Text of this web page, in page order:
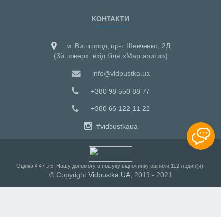
КОНТАКТИ
м. Вишгород, пр-т Шевченко, 2Д
(3й поверх, вхід біля «Маргарити»)
info@vidpustka.ua
+380 98 550 88 77
+380 66 122 11 22
#vidpustkaua
Оцiнка 4,47 з 5 . Нашу допомогу в пошуку відпочинку оцінили 112 людин(и).
© Copyright Vidpustka.UA, 2019 - 2021